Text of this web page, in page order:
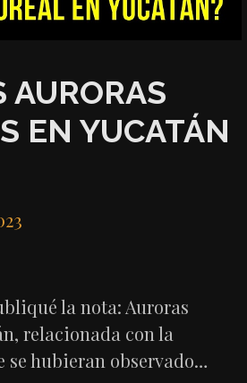
AURORAS
EN YUCATÁN
la nota: Auroras
relacionada con la
hubieran observado…